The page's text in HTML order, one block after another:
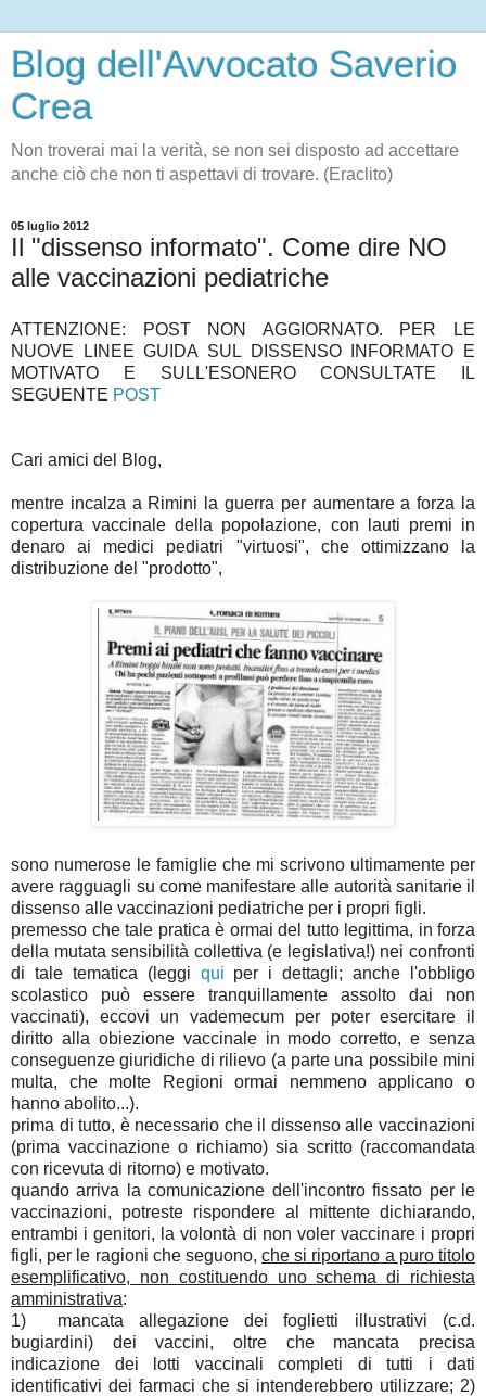
Blog dell'Avvocato Saverio
Crea
Non troverai mai la verità, se non sei disposto ad accettare
anche ciò che non ti aspettavi di trovare. (Eraclito)
05 luglio 2012
Il "dissenso informato". Come dire NO
alle vaccinazioni pediatriche
ATTENZIONE: POST NON AGGIORNATO. PER LE
NUOVE LINEE GUIDA SUL DISSENSO INFORMATO E
MOTIVATO E SULL'ESONERO CONSULTATE IL
SEGUENTE POST
Cari amici del Blog,
mentre incalza a Rimini la guerra per aumentare a forza la
copertura vaccinale della popolazione, con lauti premi in
denaro ai medici pediatri "virtuosi", che ottimizzano la
distribuzione del "prodotto",
sono numerose le famiglie che mi scrivono ultimamente per
avere ragguagli su come manifestare alle autorità sanitarie il
dissenso alle vaccinazioni pediatriche per i propri figli.
premesso che tale pratica è ormai del tutto legittima, in forza
della mutata sensibilità collettiva (e legislativa!) nei confronti
di tale tematica (leggi qui per i dettagli; anche l'obbligo
scolastico può essere tranquillamente assolto dai non
vaccinati), eccovi un vademecum per poter esercitare il
diritto alla obiezione vaccinale in modo corretto, e senza
conseguenze giuridiche di rilievo (a parte una possibile mini
multa, che molte Regioni ormai nemmeno applicano o
hanno abolito...).
prima di tutto, è necessario che il dissenso alle vaccinazioni
(prima vaccinazione o richiamo) sia scritto (raccomandata
con ricevuta di ritorno) e motivato.
quando arriva la comunicazione dell'incontro fissato per le
vaccinazioni, potreste rispondere al mittente dichiarando,
entrambi i genitori, la volontà di non voler vaccinare i propri
figli, per le ragioni che seguono,che si riportano a puro titolo
esemplificativo, non costituendo uno schema di richiesta
amministrativa:
1) mancata allegazione dei foglietti illustrativi (c.d.
bugiardini) dei vaccini, oltre che mancata precisa
indicazione dei lotti vaccinali completi di tutti i dati
identificativi dei farmaci che si intenderebbero utilizzare; 2)